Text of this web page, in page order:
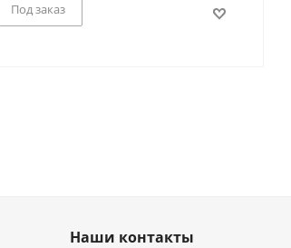
Под заказ
Наши контакты